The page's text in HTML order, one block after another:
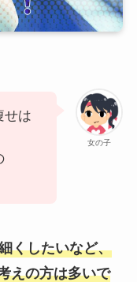
女の子
せは
くしたいなど、
えの方は多いで